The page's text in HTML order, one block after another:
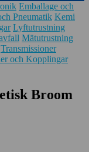
Emballage och
Pneumatik Kemi
Lyftutrustning
Mätutrustning
Transmissioner
och Kopplingar
Broom